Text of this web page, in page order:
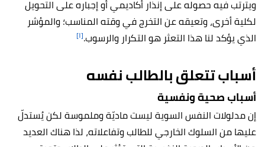
ويترتب فيه حصوله على إنذار أكاديمي أو إجباره على التحويل
لكلية أخرى، وتعيقه عن التخرج في وقته المناسب؛ والمؤشر
الذي يؤكد لنا هذا التعثر هو التكرار والرسوب.[١]
أسباب تتعلق بالطالب نفسه
أسباب صحية ونفسية
إن مدلولات النفس السوية ليست ماديّة وملموسة لكن يُستدلّ
عليها من السلوك الخارجي للطالب وتفاعلاته، لذا هناك العديد